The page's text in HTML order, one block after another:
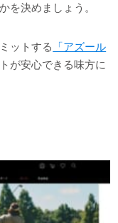
を決めましょう。
ットする
「アズール
が安心できる味方に